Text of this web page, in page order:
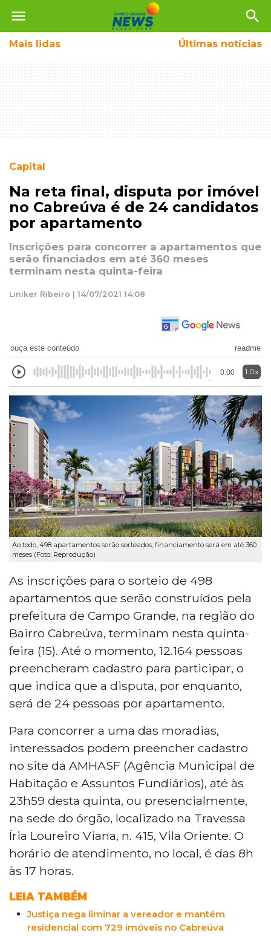
menu search
Mais lidas Últimas notícias
Capital
Na reta final, disputa por imóvel
no Cabreúva é de 24 candidatos
por apartamento
Inscrições para concorrer a apartamentos que
serão financiados em até 360 meses
terminam nesta quinta-feira
Liniker Ribeiro | 14/07/2021 14:08
ouça este conteúdo readme
0:00 1.0x
Ao todo, 498 apartamentos serão sorteados; financiamento será em até 360
meses (Foto: Reprodução)
As inscrições para o sorteio de 498
apartamentos que serão construídos pela
prefeitura de Campo Grande, na região do
Bairro Cabreúva, terminam nesta quinta-
feira (15). Até o momento, 12.164 pessoas
preencheram cadastro para participar, o
que indica que a disputa, por enquanto,
será de 24 pessoas por apartamento.
Para concorrer a uma das moradias,
interessados podem preencher cadastro
no site da AMHASF (Agência Municipal de
Habitação e Assuntos Fundiários), até às
23h59 desta quinta, ou presencialmente,
na sede do órgão, localizado na Travessa
Íria Loureiro Viana, n. 415, Vila Oriente. O
horário de atendimento, no local, é das 8h
às 17 horas.
LEIA TAMBÉM
Justiça nega liminar a vereador e mantém
residencial com 729 imóveis no Cabreúva